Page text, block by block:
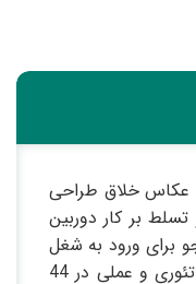
عکاس خلاق طراحی
بر کار دوربین
برای ورود به شغل
عکاسی است. این دوره به صورت تئوری و عملی در 44